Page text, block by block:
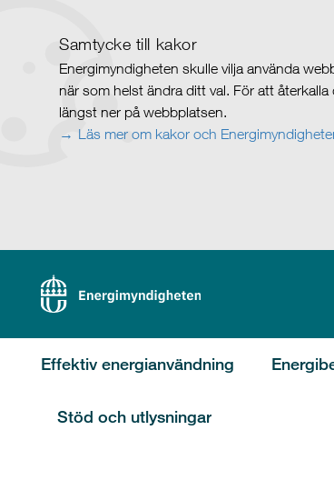
Samtycke till kakor
Energimyndigheten skulle vilja använda
när som helst ändra ditt val. För att
längst ner på webbplatsen.
Läs mer om kakor och
Effektiv energianvändning
Stöd och utlysningar